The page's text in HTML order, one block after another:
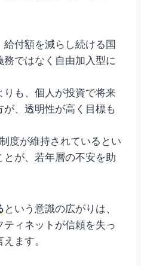
付額を減らし続ける国
ではなく自由加入型に
りも、個人が投資で将来
、透明性が高く目標も
度が維持されているとい
とが、若年層の不安を助
という意識の広がりは、
ィネットが信頼を失っ
ます。